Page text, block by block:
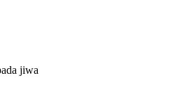
jiwa